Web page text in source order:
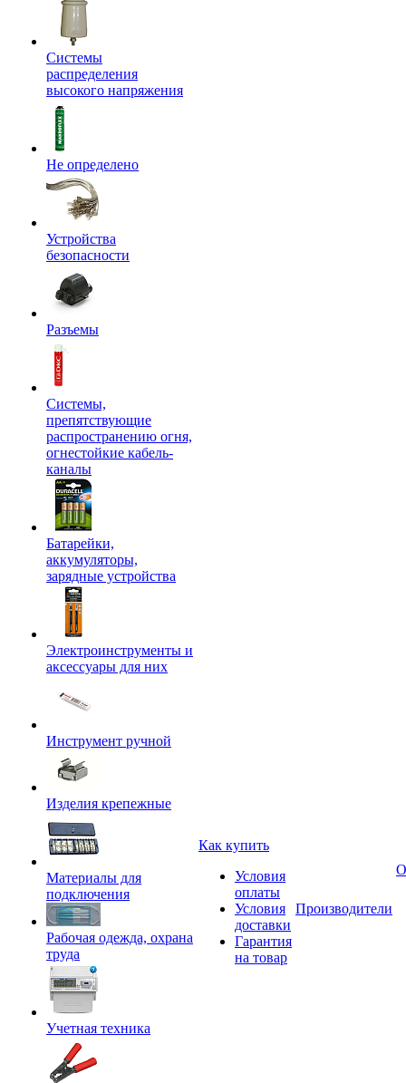
Системы
распределения
высокого напряжения
Не определено
Устройства
безопасности
Разъемы
Системы,
препятствующие
распространению огня,
огнестойкие кабель-
каналы
Батарейки,
аккумуляторы,
зарядные устройства
Электроинструменты и
аксессуары для них
Инструмент ручной
Изделия крепежные
Материалы для
подключения
Рабочая одежда, охрана
труда
Учетная техника
Как купить
Условия
оплаты
Условия
доставки
Гарантия
на товар
Производители